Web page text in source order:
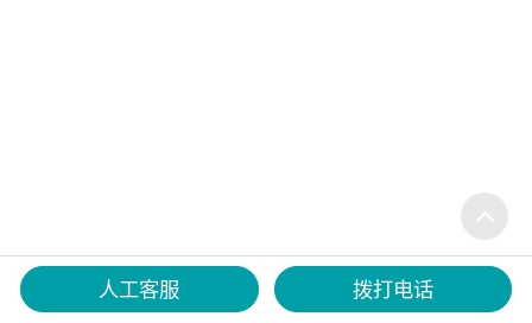
在线咨询 微信沟通 热线电话
人工客服 拨打电话